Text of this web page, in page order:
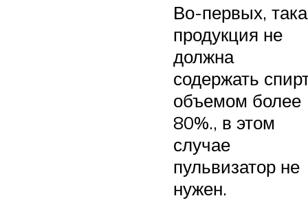
Во-первых,
продукция не
должна
содержать
объемом более
80%., в этом
случае
пульвизатор не
нужен.